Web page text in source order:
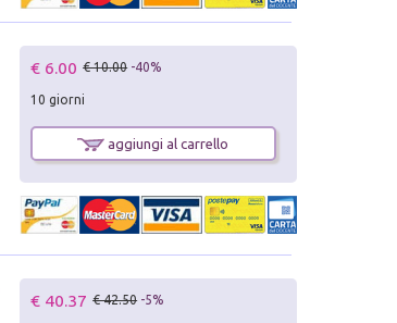
€ 6.00 € 10.00 -40%
10 giorni
aggiungi al carrello
€ 40.37 € 42.50 -5%